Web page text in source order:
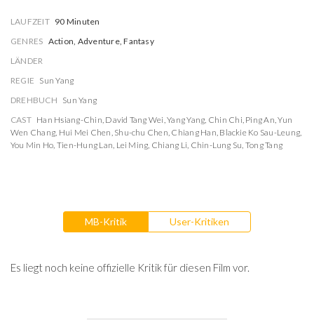
LAUFZEIT 90 Minuten
GENRES Action, Adventure, Fantasy
LÄNDER
REGIE Sun Yang
DREHBUCH Sun Yang
CAST Han Hsiang-Chin, David Tang Wei,Yang Yang, Chin Chi, Ping An,Yun
Wen Chang, Hui Mei Chen, Shu-chu Chen, Chiang Han, Blackie Ko Sau-Leung,
You Min Ho, Tien-Hung Lan, Lei Ming, Chiang Li, Chin-Lung Su, Tong Tang
MB-Kritik User-Kritiken
Es liegt noch keine offizielle Kritik für diesen Film vor.